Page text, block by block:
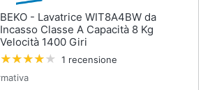
BEKO - Lavatrice WIT8A4BW da
Incasso Classe A Capacità 8 Kg
Velocità 1400 Giri
1 recensione